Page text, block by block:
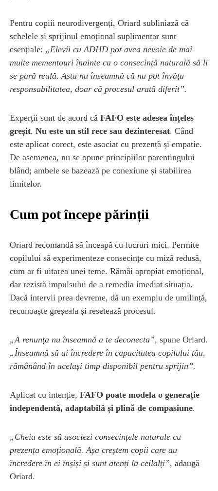
Pentru copiii neurodivergenți, Oriard subliniază că
schelele și sprijinul emoțional suplimentar sunt
esențiale: „Elevii cu ADHD pot avea nevoie de mai
multe mementouri înainte ca o consecință naturală să li
se pară reală. Asta nu înseamnă că nu pot învăța
responsabilitatea, doar că procesul arată diferit”.
Experții sunt de acord că FAFO este adesea înțeles
greșit. Nu este un stil rece sau dezinteresat. Când
este aplicat corect, este asociat cu prezență și empatie.
De asemenea, nu se opune principiilor parentingului
blând; ambele se bazează pe conexiune și stabilirea
limitelor.
Cum pot începe părinții
Oriard recomandă să înceapă cu lucruri mici. Permite
copilului să experimenteze consecințe cu miză redusă,
cum ar fi uitarea unei teme. Rămâi apropiat emoțional,
dar rezistă impulsului de a remedia imediat situația.
Dacă intervii prea devreme, dă un exemplu de umilință,
recunoaște greșeala și resetează procesul.
„A renunța nu înseamnă a te deconecta”, spune Oriard.
„Înseamnă să ai încredere în capacitatea copilului tău,
rămânând în același timp disponibil pentru sprijin”.
Aplicat cu intenție, FAFO poate modela o generație
independentă, adaptabilă și plină de compasiune.
„Cheia este să asociezi consecințele naturale cu
prezența emoțională. Așa creștem copii care au
încredere în ei înșiși și sunt atenți la ceilalți”, adaugă
Oriard.